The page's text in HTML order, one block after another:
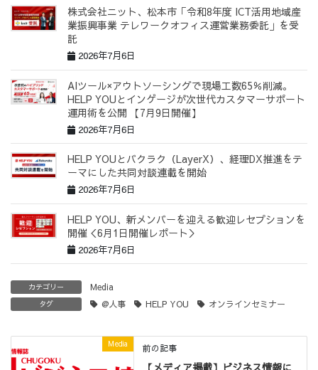
株式会社ニット、松本市「令和8年度 ICT活用地域産
業振興事業 テレワークオフィス運営業務委託」を受
託
2026年7月6日
AIツール×アウトソーシングで現場工数65％削減。
HELP YOUとインゲージが次世代カスタマーサポート
運用術を公開 【7月9日開催】
2026年7月6日
HELP YOUとバクラク（LayerX）、経理DX推進をテ
ーマにした共同対談連載を開始
2026年7月6日
HELP YOU、新メンバーを迎える歓迎レセプションを
開催＜6月1日開催レポート＞
2026年7月6日
カテゴリー Media
タグ @人事 HELP YOU オンラインセミナー
Media 前の記事